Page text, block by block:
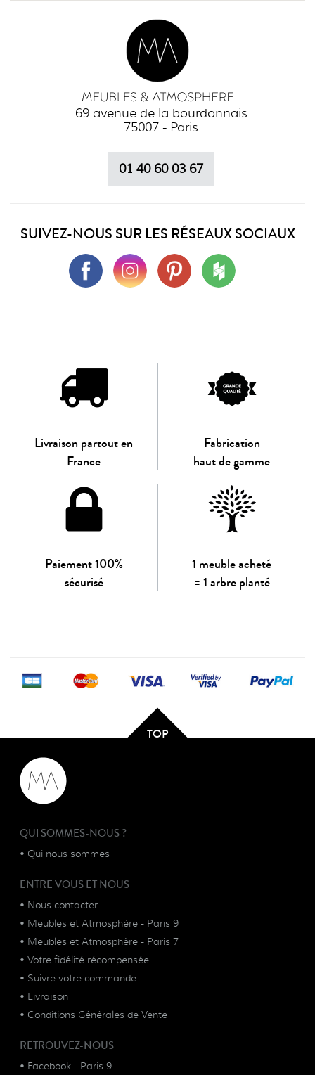
69 avenue de la bourdonnais
75007 - Paris
01 40 60 03 67
SUIVEZ-NOUS SUR LES RÉSEAUX SOCIAUX
Livraison partout en
France
Fabrication
haut de gamme
Paiement 100%
sécurisé
1 meuble acheté
= 1 arbre planté
TOP
QUI SOMMES-NOUS ?
• Qui nous sommes
ENTRE VOUS ET NOUS
• Nous contacter
• Meubles et Atmosphère - Paris 9
• Meubles et Atmosphère - Paris 7
• Votre fidélité récompensée
• Suivre votre commande
• Livraison
• Conditions Générales de Vente
RETROUVEZ-NOUS
• Facebook - Paris 9